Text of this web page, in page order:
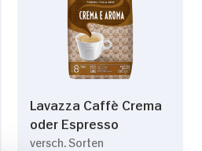
Lavazza Caffè Crema
oder Espresso
versch. Sorten